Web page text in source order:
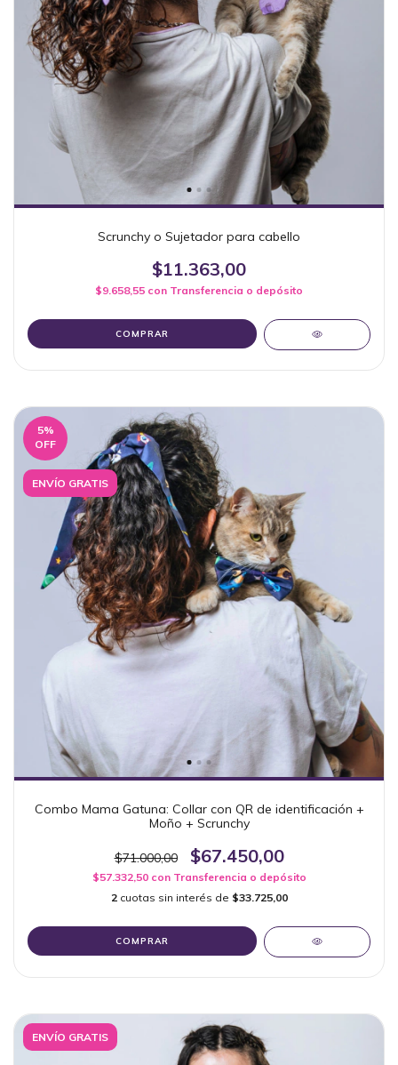
Scrunchy o Sujetador para cabello
$11.363,00
$9.658,55 con Transferencia o depósito
COMPRAR
5%
OFF
ENVÍO GRATIS
Combo Mama Gatuna: Collar con QR de identificación +
Moño + Scrunchy
$71.000,00 $67.450,00
$57.332,50 con Transferencia o depósito
2 cuotas sin interés de $33.725,00
COMPRAR
ENVÍO GRATIS